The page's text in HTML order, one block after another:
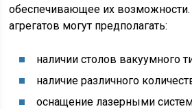
обеспечивающее их
агрегатов могут предполагать:
наличии столов вакуумного
наличие различного
оснащение лазерными